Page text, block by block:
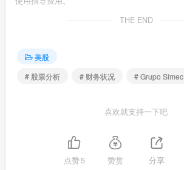
THE END
美股
# 股票分析
# 财务状况 # Grupo Simec
喜欢就支持一下吧
点赞5 赞赏 分享